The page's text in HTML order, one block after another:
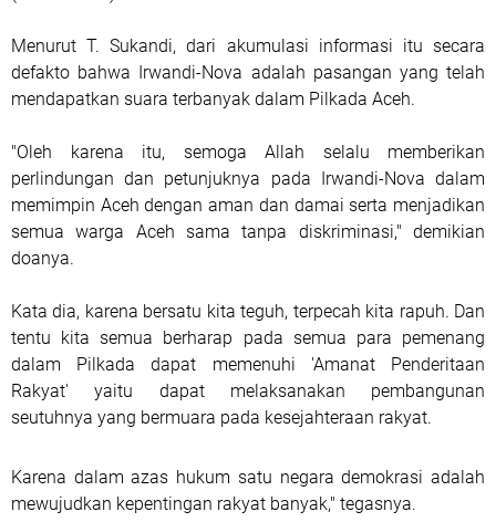
Menurut T. Sukandi, dari akumulasi informasi itu secara
defakto bahwa Irwandi-Nova adalah pasangan yang telah
mendapatkan suara terbanyak dalam Pilkada Aceh.
"Oleh karena itu, semoga Allah selalu memberikan
perlindungan dan petunjuknya pada Irwandi-Nova dalam
memimpin Aceh dengan aman dan damai serta menjadikan
semua warga Aceh sama tanpa diskriminasi," demikian
doanya.
Kata dia, karena bersatu kita teguh, terpecah kita rapuh. Dan
tentu kita semua berharap pada semua para pemenang
dalam Pilkada dapat memenuhi 'Amanat Penderitaan
Rakyat' yaitu dapat melaksanakan pembangunan
seutuhnya yang bermuara pada kesejahteraan rakyat.
Karena dalam azas hukum satu negara demokrasi adalah
mewujudkan kepentingan rakyat banyak," tegasnya.